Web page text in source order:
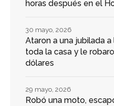
horas después en el
Ataron a una jubilada
toda la casa y le
dólares
30 mayo, 2026
Robó una moto,
29 mayo, 2026